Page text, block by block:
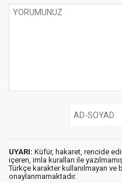
UYARI: Küfür, hakaret, rencide
içeren, imla kuralları ile
Türkçe karakter kullanılmayan ve
onaylanmamaktadır.